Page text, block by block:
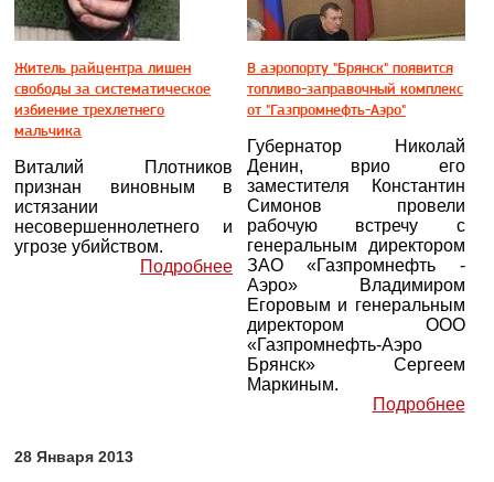
Житель райцентра лишен
свободы за систематическое
избиение трехлетнего
мальчика
Виталий Плотников
признан виновным в
истязании
несовершеннолетнего и
угрозе убийством.
Подробнее
В аэропорту "Брянск" появится
топливо-заправочный комплекс
от "Газпромнефть-Аэро"
Губернатор Николай
Денин, врио его
заместителя Константин
Симонов провели
рабочую встречу с
генеральным директором
ЗАО «Газпромнефть -
Аэро» Владимиром
Егоровым и генеральным
директором ООО
«Газпромнефть-Аэро
Брянск» Сергеем
Маркиным.
Подробнее
28 Января 2013